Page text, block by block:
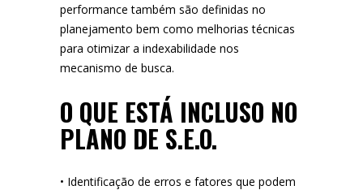
performance também são definidas no
planejamento bem como melhorias técnicas
para otimizar a indexabilidade nos
mecanismo de busca.
O QUE ESTÁ INCLUSO NO
PLANO DE S.E.O.
• Identificação de erros e fatores que podem